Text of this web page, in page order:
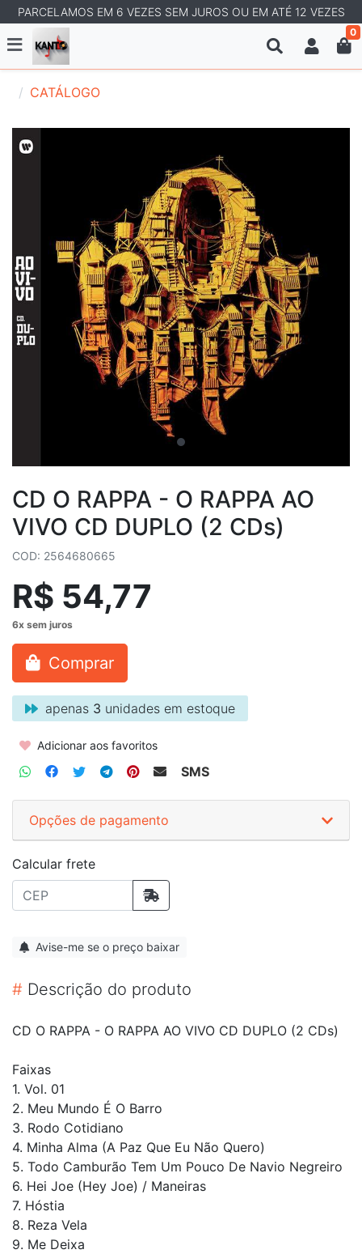
PARCELAMOS EM 6 VEZES SEM JUROS OU EM ATÉ 12 VEZES
0
CATÁLOGO
CD O RAPPA - O RAPPA AO
VIVO CD DUPLO (2 CDs)
COD: 2564680665
R$ 54,77
Comprar
apenas 3 unidades em estoque
Adicionar aos favoritos
SMS
Opções de pagamento
Calcular frete
Avise-me se o preço baixar
# Descrição do produto
CD O RAPPA - O RAPPA AO VIVO CD DUPLO (2 CDs)
Faixas
1. Vol. 01
2. Meu Mundo É O Barro
3. Rodo Cotidiano
4. Minha Alma (A Paz Que Eu Não Quero)
5. Todo Camburão Tem Um Pouco De Navio Negreiro
6. Hei Joe (Hey Joe) / Maneiras
7. Hóstia
8. Reza Vela
9. Me Deixa